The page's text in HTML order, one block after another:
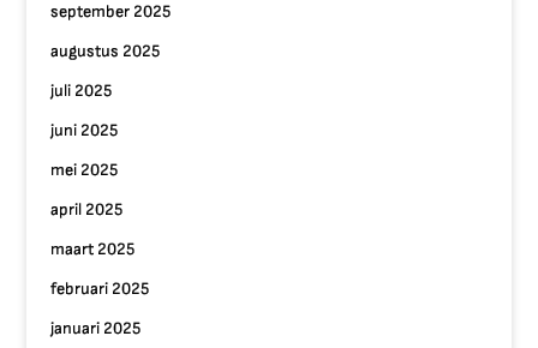
september 2025
augustus 2025
juli 2025
juni 2025
mei 2025
april 2025
maart 2025
februari 2025
januari 2025